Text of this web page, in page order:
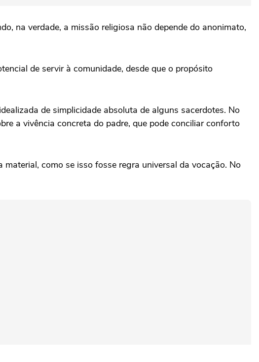
na verdade, a missão religiosa não depende do anonimato,
de servir à comunidade, desde que o propósito
de simplicidade absoluta de alguns sacerdotes. No
a vivência concreta do padre, que pode conciliar conforto
como se isso fosse regra universal da vocação. No